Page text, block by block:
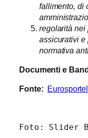
fallimento, di
regolarità nei
assicurativi e
normativa
Documenti e
Fonte:
Foto: Slider